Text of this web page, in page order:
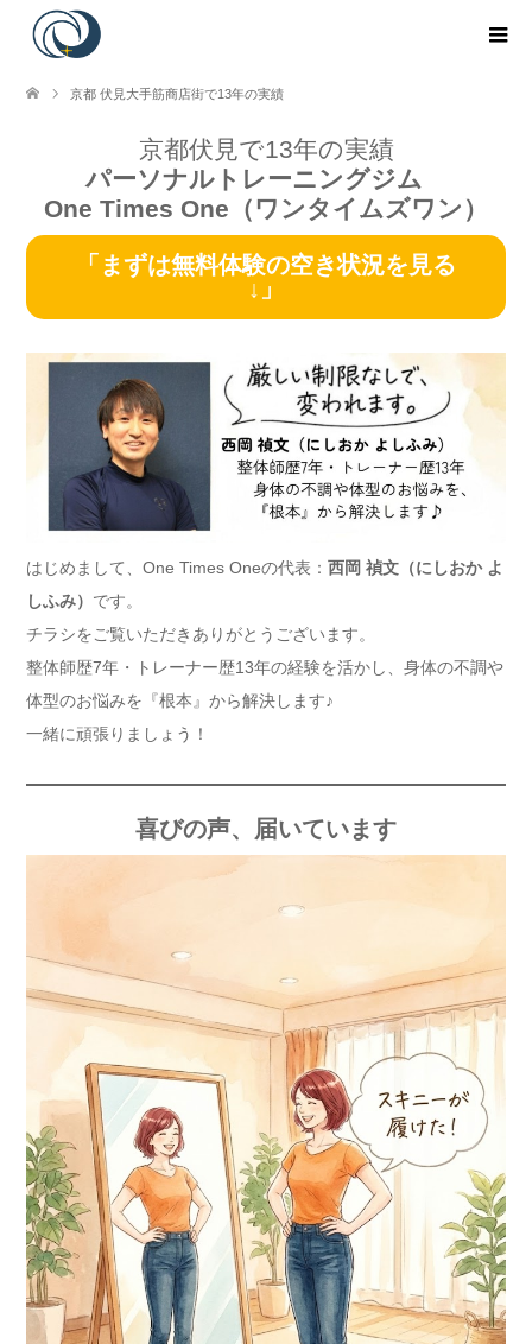
京都 伏見大手筋商店街で13年の実績
京都伏見で13年の実績
パーソナルトレーニングジム
One Times One（ワンタイムズワン）
「まずは無料体験の空き状況を見る
↓」
はじめまして、One Times Oneの代表： 西岡 禎文（にしおか よ
しふみ） です。
チラシをご覧いただきありがとうございます。
整体師歴7年・トレーナー歴13年の経験を活かし、身体の不調や
体型のお悩みを『根本』から解決します♪
一緒に頑張りましょう！
喜びの声、届いています